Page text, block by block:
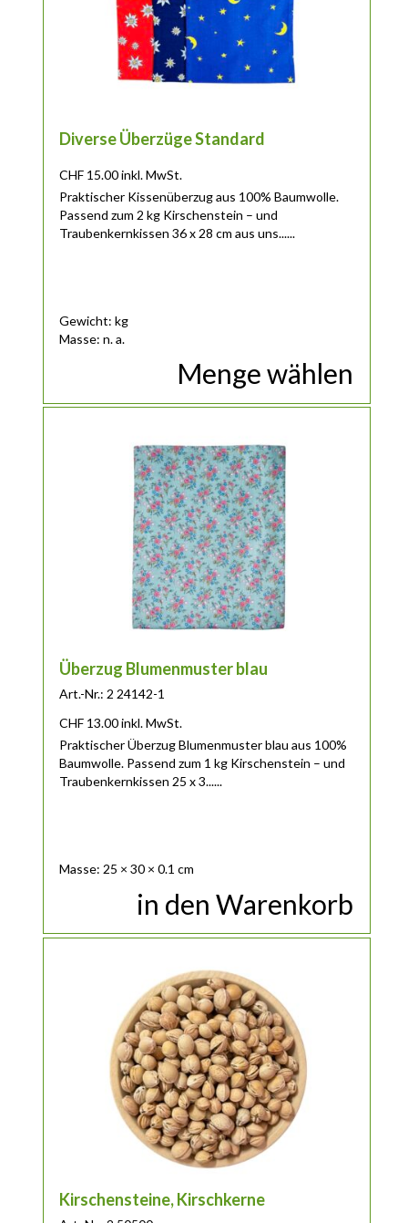
Diverse Überzüge Standard
CHF 15.00 inkl. MwSt.
Praktischer Kissenüberzug aus 100% Baumwolle.
Passend zum 2 kg Kirschenstein – und
Traubenkernkissen 36 x 28 cm aus uns......
Gewicht: kg
Masse: n. a.
Menge wählen
Überzug Blumenmuster blau
Art.-Nr.: 2 24142-1
CHF 13.00 inkl. MwSt.
Praktischer Überzug Blumenmuster blau aus 100%
Baumwolle. Passend zum 1 kg Kirschenstein – und
Traubenkernkissen 25 x 3......
Masse: 25 × 30 × 0.1 cm
in den Warenkorb
Kirschensteine, Kirschkerne